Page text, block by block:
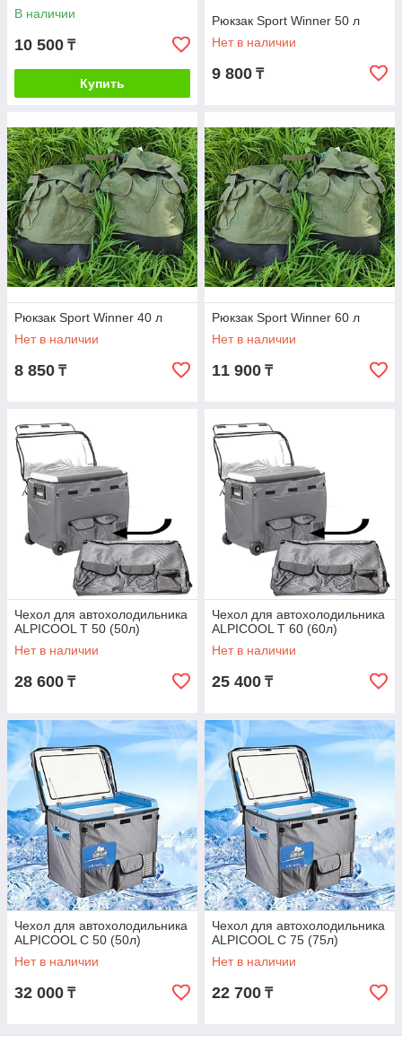
В наличии
10 500 ₸
Купить
Рюкзак Sport Winner 50 л
Нет в наличии
9 800 ₸
Рюкзак Sport Winner 40 л
Нет в наличии
8 850 ₸
Рюкзак Sport Winner 60 л
Нет в наличии
11 900 ₸
Чехол для автохолодильника
ALPICOOL T 50 (50л)
Нет в наличии
28 600 ₸
Чехол для автохолодильника
ALPICOOL T 60 (60л)
Нет в наличии
25 400 ₸
Чехол для автохолодильника
ALPICOOL С 50 (50л)
Нет в наличии
32 000 ₸
Чехол для автохолодильника
ALPICOOL С 75 (75л)
Нет в наличии
22 700 ₸